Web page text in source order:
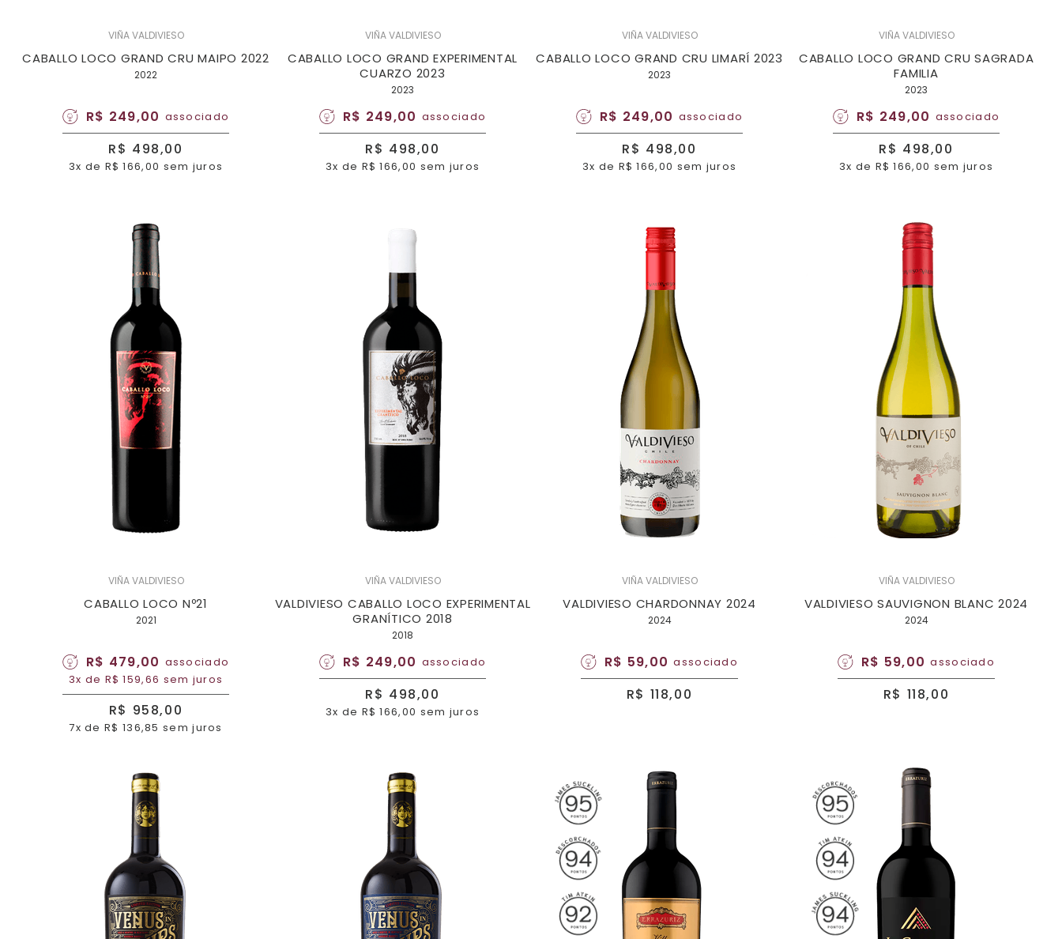
VIÑA VALDIVIESO
CABALLO LOCO GRAND CRU MAIPO 2022
2022
R$ 249,00 associado
R$ 498,00
3x de R$ 166,00 sem juros
VIÑA VALDIVIESO
CABALLO LOCO GRAND EXPERIMENTAL
CUARZO 2023
2023
R$ 249,00 associado
R$ 498,00
3x de R$ 166,00 sem juros
VIÑA VALDIVIESO
CABALLO LOCO GRAND CRU LIMARÍ 2023
2023
R$ 249,00 associado
R$ 498,00
3x de R$ 166,00 sem juros
VIÑA VALDIVIESO
CABALLO LOCO GRAND CRU SAGRADA
FAMILIA
2023
R$ 249,00 associado
R$ 498,00
3x de R$ 166,00 sem juros
VIÑA VALDIVIESO
CABALLO LOCO Nº21
2021
R$ 479,00 associado
3x de R$ 159,66 sem juros
R$ 958,00
7x de R$ 136,85 sem juros
VIÑA VALDIVIESO
VALDIVIESO CABALLO LOCO EXPERIMENTAL
GRANÍTICO 2018
2018
R$ 249,00 associado
R$ 498,00
3x de R$ 166,00 sem juros
VIÑA VALDIVIESO
VALDIVIESO CHARDONNAY 2024
2024
R$ 59,00 associado
R$ 118,00
VIÑA VALDIVIESO
VALDIVIESO SAUVIGNON BLANC 2024
2024
R$ 59,00 associado
R$ 118,00